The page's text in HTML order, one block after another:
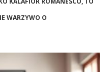
WARZYWO O